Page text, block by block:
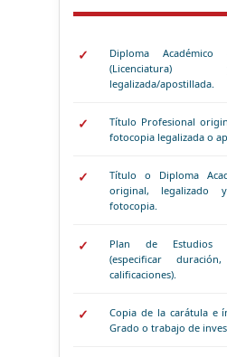
Diploma
legalizada/apostillada.
Título Profesional
fotocopia legalizada o
Título o Diploma
original, legalizado
fotocopia.
Plan de Estudios
(especificar
calificaciones).
Copia de la carátula e
Grado o trabajo de